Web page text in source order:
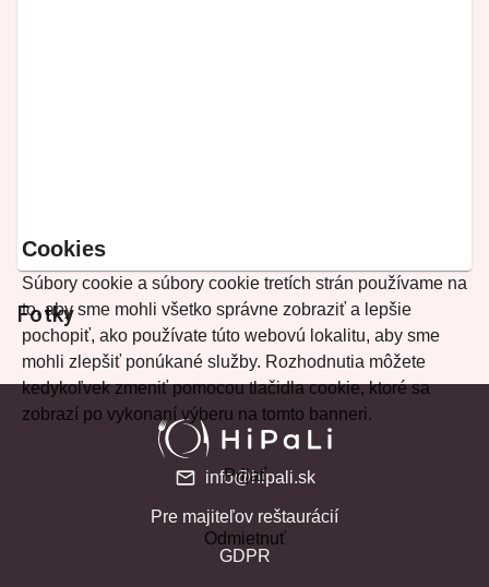
Fotky
Cookies
Súbory cookie a súbory cookie tretích strán používame na
to, aby sme mohli všetko správne zobraziť a lepšie
pochopiť, ako používate túto webovú lokalitu, aby sme
mohli zlepšiť ponúkané služby. Rozhodnutia môžete
kedykoľvek zmeniť pomocou tlačidla cookie, ktoré sa
zobrazí po vykonaní výberu na tomto banneri.
Prijať
Odmietnuť
info@hipali.sk
Pre majiteľov reštaurácií
GDPR